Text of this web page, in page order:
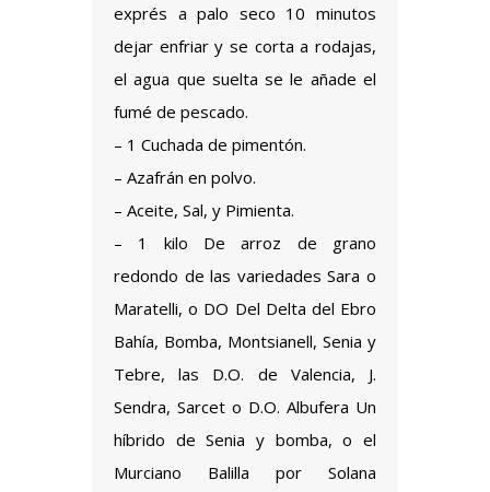
exprés a palo seco 10 minutos
dejar enfriar y se corta a rodajas,
el agua que suelta se le añade el
fumé de pescado.
– 1 Cuchada de pimentón.
– Azafrán en polvo.
– Aceite, Sal, y Pimienta.
– 1 kilo De arroz de grano
redondo de las variedades Sara o
Maratelli, o DO Del Delta del Ebro
Bahía, Bomba, Montsianell, Senia y
Tebre, las D.O. de Valencia, J.
Sendra, Sarcet o D.O. Albufera Un
híbrido de Senia y bomba, o el
Murciano Balilla por Solana